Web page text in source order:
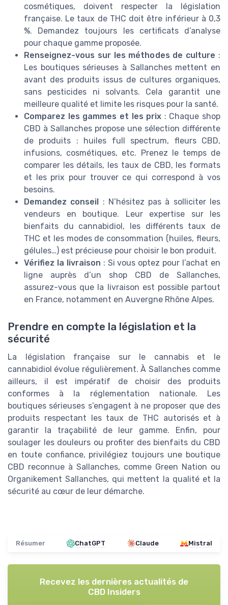
cosmétiques, doivent respecter la législation
française. Le taux de THC doit être inférieur à 0,3
%. Demandez toujours les certificats d’analyse
pour chaque gamme proposée.
Renseignez-vous sur les méthodes de culture :
Les boutiques sérieuses à Sallanches mettent en
avant des produits issus de cultures organiques,
sans pesticides ni solvants. Cela garantit une
meilleure qualité et limite les risques pour la santé.
Comparez les gammes et les prix : Chaque shop
CBD à Sallanches propose une sélection différente
de produits : huiles full spectrum, fleurs CBD,
infusions, cosmétiques, etc. Prenez le temps de
comparer les détails, les taux de CBD, les formats
et les prix pour trouver ce qui correspond à vos
besoins.
Demandez conseil
: N’hésitez pas à solliciter les
vendeurs en boutique. Leur expertise sur les
bienfaits du cannabidiol, les différents taux de
THC et les modes de consommation (huiles, fleurs,
gélules…) est précieuse pour choisir le bon produit.
Vérifiez la livraison : Si vous optez pour l’achat en
ligne auprès d’un shop CBD de Sallanches,
assurez-vous que la livraison est possible partout
en France, notamment en Auvergne Rhône Alpes.
Prendre en compte la législation et la
sécurité
La législation française sur le cannabis et le
cannabidiol évolue régulièrement. À Sallanches comme
ailleurs, il est impératif de choisir des produits
conformes à la réglementation nationale. Les
boutiques sérieuses s’engagent à ne proposer que des
produits respectant les taux de THC autorisés et à
garantir la traçabilité de leur gamme. Enfin, pour
soulager les douleurs ou profiter des bienfaits du CBD
en toute confiance, privilégiez toujours une boutique
CBD reconnue à Sallanches, comme Green Nation ou
Organikement Sallanches, qui mettent la qualité et la
sécurité au cœur de leur démarche.
Résumer ChatGPT Claude Mistral
Recevez les dernières actualités de
CBD Insiders